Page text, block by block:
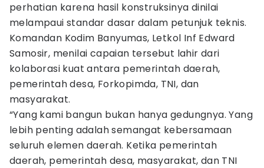
perhatian karena hasil konstruksinya dinilai
melampaui standar dasar dalam petunjuk teknis.
Komandan Kodim Banyumas, Letkol Inf Edward
Samosir, menilai capaian tersebut lahir dari
kolaborasi kuat antara pemerintah daerah,
pemerintah desa, Forkopimda, TNI, dan
masyarakat.
“Yang kami bangun bukan hanya gedungnya. Yang
lebih penting adalah semangat kebersamaan
seluruh elemen daerah. Ketika pemerintah
daerah, pemerintah desa, masyarakat, dan TNI